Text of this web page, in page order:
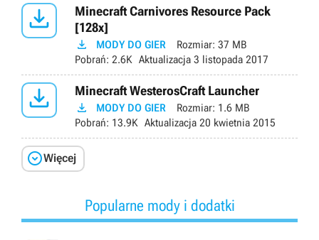

Minecraft Carnivores Resource Pack
[128x]
 MODY DO GIER Rozmiar: 37 MB
Pobrań: 2.6K Aktualizacja 3 listopada 2017
 Minecraft WesterosCraft Launcher
 MODY DO GIER Rozmiar: 1.6 MB
Pobrań: 13.9K Aktualizacja 20 kwietnia 2015
Więcej
Popularne mody i dodatki